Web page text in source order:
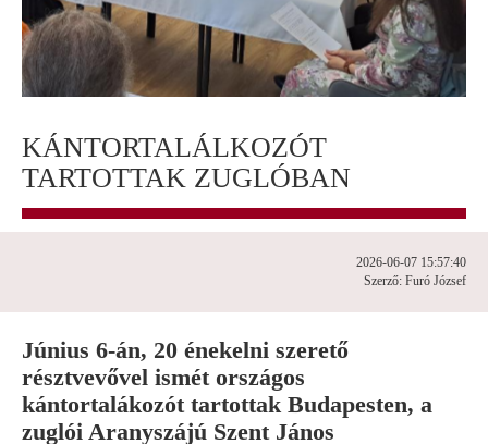
KÁNTORTALÁLKOZÓT
TARTOTTAK ZUGLÓBAN
2026-06-07 15:57:40
Szerző: Furó József
Június 6-án, 20 énekelni szerető
résztvevővel ismét országos
kántortalákozót tartottak Budapesten, a
zuglói Aranyszájú Szent János